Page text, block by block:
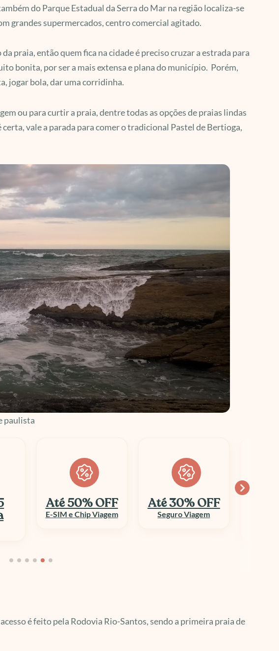
do Parque Estadual da Serra do Mar na região localiza-se
grandes supermercados, centro comercial agitado.
praia, então quem fica na cidade é preciso cruzar a estrada para
bonita, por ser a mais extensa e plana do município. Porém,
jogar bola, dar uma corridinha.
ou para curtir a praia, dentre todas as opções de praias lindas
vale a parada para comer o tradicional Pastel de Bertioga,
paulista
Até 30% OFF
Seguro Viagem
Economize
até 70%
é feito pela Rodovia Rio-Santos, sendo a primeira praia de